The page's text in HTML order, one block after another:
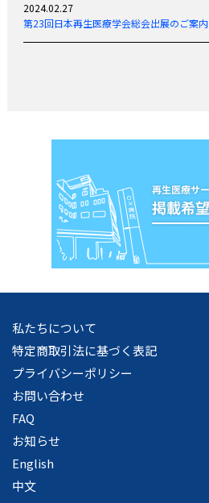
2024.02.27
第23回日本再生医療学会総会出展のご案内
私たちについて
特定商取引法に基づく表記
プライバシーポリシー
お問い合わせ
FAQ
お知らせ
English
中文